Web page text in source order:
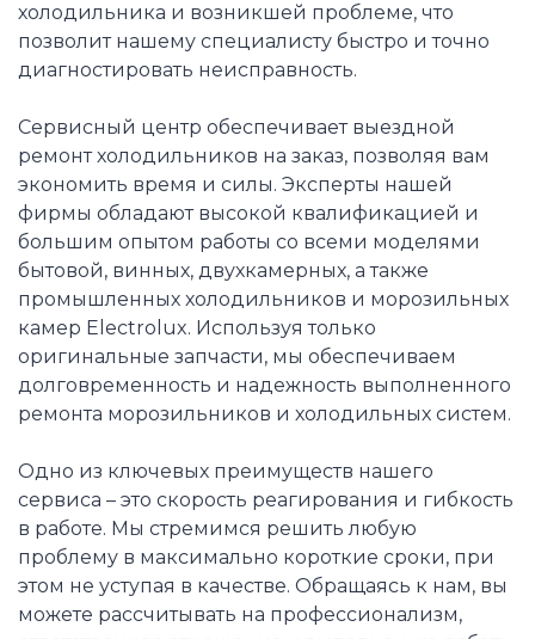
холодильника и возникшей проблеме, что
позволит нашему специалисту быстро и точно
диагностировать неисправность.
Сервисный центр обеспечивает выездной
ремонт холодильников на заказ, позволяя вам
экономить время и силы. Эксперты нашей
фирмы обладают высокой квалификацией и
большим опытом работы со всеми моделями
бытовой, винных, двухкамерных, а также
промышленных холодильников и морозильных
камер Electrolux. Используя только
оригинальные запчасти, мы обеспечиваем
долговременность и надежность выполненного
ремонта морозильников и холодильных систем.
Одно из ключевых преимуществ нашего
сервиса – это скорость реагирования и гибкость
в работе. Мы стремимся решить любую
проблему в максимально короткие сроки, при
этом не уступая в качестве. Обращаясь к нам, вы
можете рассчитывать на профессионализм,